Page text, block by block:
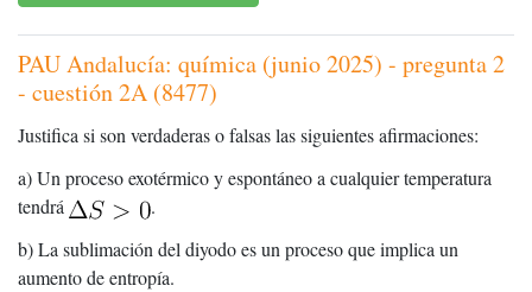
PAU Andalucía: química (junio 2025) - pregunta 2
- cuestión 2A (8477)
Justifica si son verdaderas o falsas las siguientes afirmaciones:
a) Un proceso exotérmico y espontáneo a cualquier temperatura
tendrá
.
b) La sublimación del diyodo es un proceso que implica un
aumento de entropía.